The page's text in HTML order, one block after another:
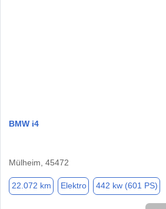
BMW i4
Mülheim, 45472
22.072 km Elektro 442 kw (601 PS)